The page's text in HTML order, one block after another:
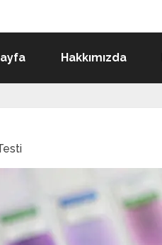
Hakkımızda